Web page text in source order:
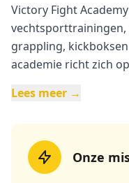
Victory Fight
grappling, kickboksen
academie richt zich
en niveaus. Er wordt
zowel fysieke als
op het verbeteren
terwijl respect en
Lees meer →
Onze